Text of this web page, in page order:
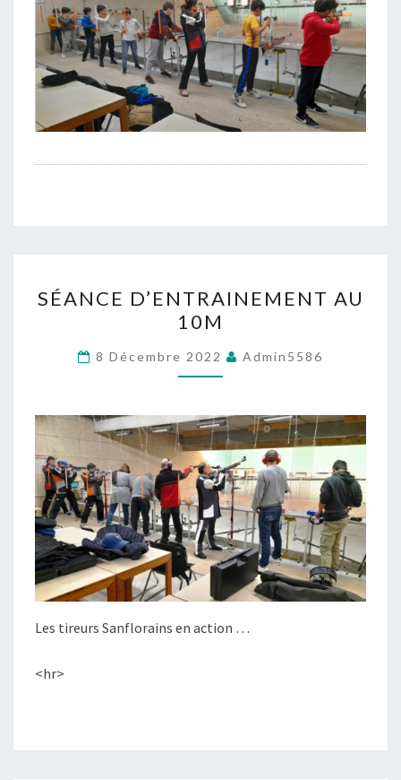
D’ENTRAINEMENT
AU
10M
SÉANCE D’ENTRAINEMENT AU
10M
8 Décembre 2022 Admin5586
Les tireurs Sanflorains en action …
<hr>